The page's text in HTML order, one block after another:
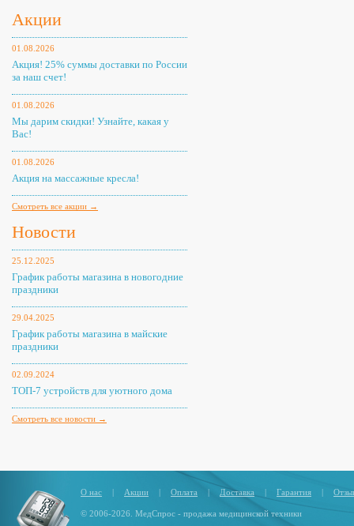
Акции
01.08.2026
Акция! 25% суммы доставки по России
за наш счет!
01.08.2026
Мы дарим скидки! Узнайте, какая у
Вас!
01.08.2026
Акция на массажные кресла!
Смотреть все акции →
Новости
25.12.2025
График работы магазина в новогодние
праздники
29.04.2025
График работы магазина в майские
праздники
02.09.2024
ТОП-7 устройств для уютного дома
Смотреть все новости →
О нас | Акции | Оплата | Доставка | Гарантия |
© 2006-2026. МедСпрос - продажа медицинской техники